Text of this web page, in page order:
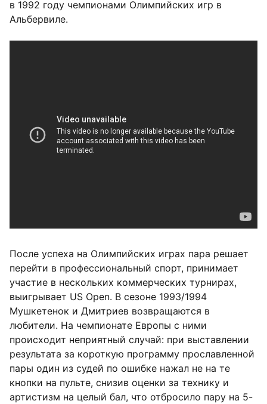
в 1992 году чемпионами Олимпийских игр в
Альбервиле.
После успеха на Олимпийских играх пара решает
перейти в профессиональный спорт, принимает
участие в нескольких коммерческих турнирах,
выигрывает US Open. В сезоне 1993/1994
Мушкетенок и Дмитриев возвращаются в
любители. На чемпионате Европы с ними
происходит неприятный случай: при выставлении
результата за короткую программу прославленной
пары один из судей по ошибке нажал не на те
кнопки на пульте, снизив оценки за технику и
артистизм на целый бал, что отбросило пару на 5-